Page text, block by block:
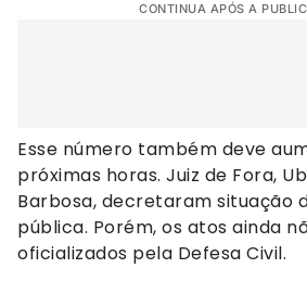
CONTINUA APÓS A
Esse número também deve
próximas horas. Juiz de Fora,
Barbosa, decretaram situação
pública. Porém, os atos ainda
oficializados pela Defesa Civil.